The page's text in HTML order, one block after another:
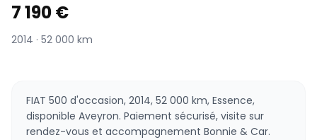
7 190 €
2014 · 52 000 km
FIAT 500 d'occasion, 2014, 52 000 km, Essence,
disponible Aveyron. Paiement sécurisé, visite sur
rendez-vous et accompagnement Bonnie & Car.